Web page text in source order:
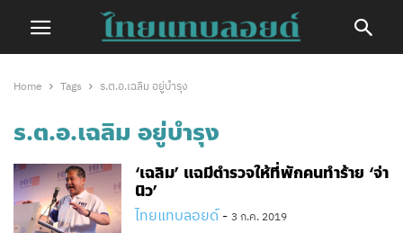
Home Tags ร.ต.อ.เฉลิม อยู่บำรุง
ร.ต.อ.เฉลิม อยู่บำรุง
‘เฉลิม’ แฉมีตำรวจให้ที่พักคนทำร้าย ‘จ่า
นิว’
ไทยแทบลอยด์ - 3 ก.ค. 2019